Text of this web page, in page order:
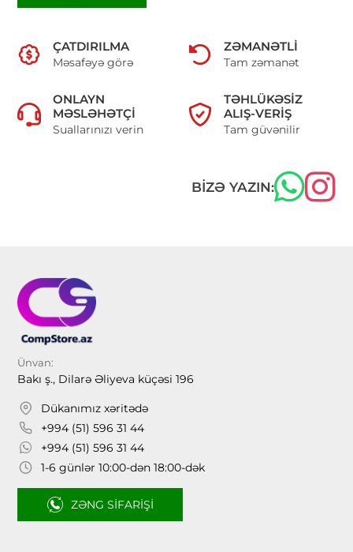
ÇATDIRILMA
Məsafəyə görə
ZƏMANƏTLI
Tam zəmanət
ONLAYN
MƏSLƏHƏTÇI
Suallarınızı verin
TƏHLÜKƏSIZ
ALIŞ-VERIŞ
Tam güvənilir
BIZƏ YAZIN:
Ünvan:
Bakı ş., Dilarə Əliyeva küçəsi 196
Dükanımız xəritədə
+994 (51) 596 31 44
+994 (51) 596 31 44
1-6 günlər 10:00-dən 18:00-dək
ZƏNG SIFARIŞI